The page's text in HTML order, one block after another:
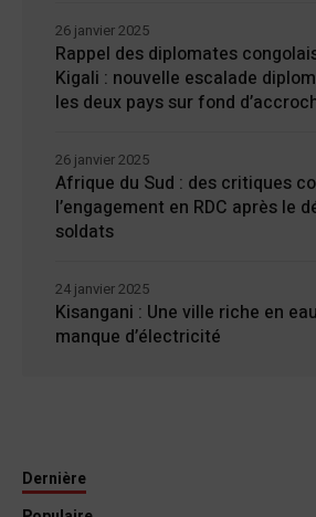
Rappel des diplomates
Kigali : nouvelle escalade
les deux pays sur fond
26 janvier 2025
Afrique du Sud : des critiques
l’engagement en RDC après le
soldats
26 janvier 2025
Kisangani : Une ville riche en
manque d’électricité
24 janvier 2025
Dernière